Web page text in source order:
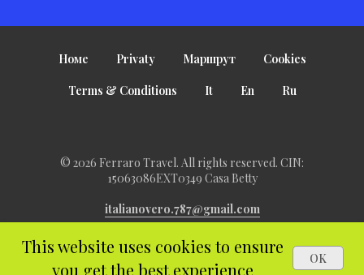
Номе Privaty Маршрут Cookies
Terms & Conditions It En Ru
© 2026 Ferraro Travel. All rights reserved. CIN:
15063086EXT0349 Casa Betty
italianovero.787@gmail.com
This website uses cookies to ensure
you get the best experience
OK
Made on Tilda